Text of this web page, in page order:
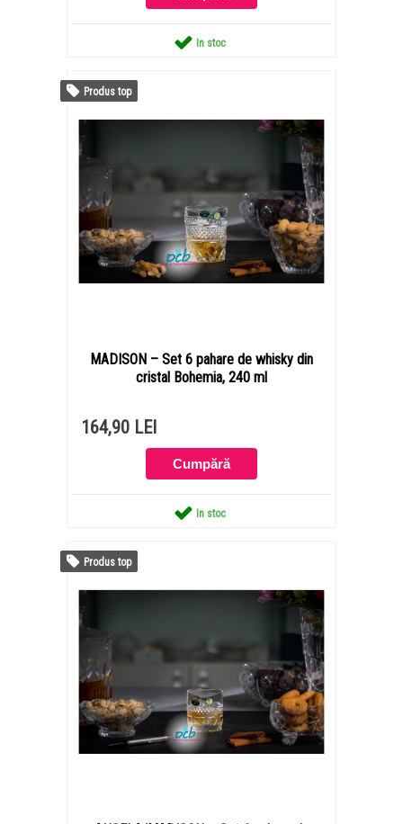
In stoc
MADISON – Set 6 pahare de whisky din
cristal Bohemia, 240 ml
164,90 LEI
In stoc
Produs top
Produs top